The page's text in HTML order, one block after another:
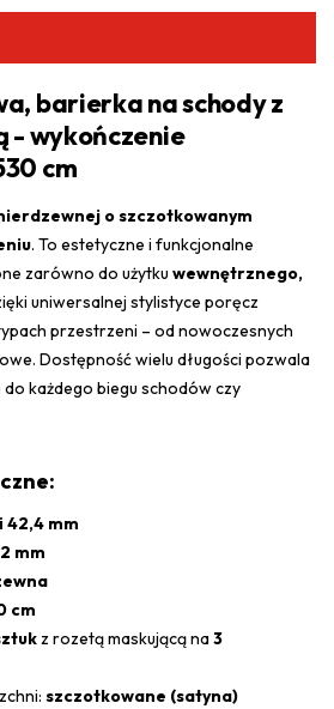
barierka na schody z
- wykończenie
cm
o szczotkowanym
. To estetyczne i funkcjonalne
zarówno do użytku wewnętrznego,
uniwersalnej stylistyce poręcz
przestrzeni – od nowoczesnych
Dostępność wielu długości pozwala
każdego biegu schodów czy
42,4 mm
2 mm
cm
z rozetą maskującą na3
szczotkowane (satyna)